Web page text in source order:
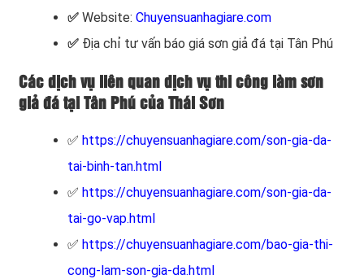
✅ Website: Chuyensuanhagiare.com
✅ Địa chỉ tư vấn báo giá sơn giả đá tại Tân Phú
Các dịch vụ liên quan dịch vụ thi công làm sơn
giả đá tại Tân Phú của Thái Sơn
✅ https://chuyensuanhagiare.com/son-gia-da-
tai-binh-tan.html
✅ https://chuyensuanhagiare.com/son-gia-da-
tai-go-vap.html
✅ https://chuyensuanhagiare.com/bao-gia-thi-
cong-lam-son-gia-da.html